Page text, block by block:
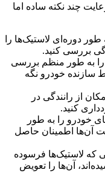
چند نکته ساده اما
طور دوره‌ای لاستیک‌ها را
بررسی کنید.
را به طور منظم بررسی
سازنده خودرو نگه
از رانندگی در
کنید.
خودرو را به طور
آن‌ها اطمینان حاصل
که لاستیک‌ها فرسوده
آن‌ها را تعویض